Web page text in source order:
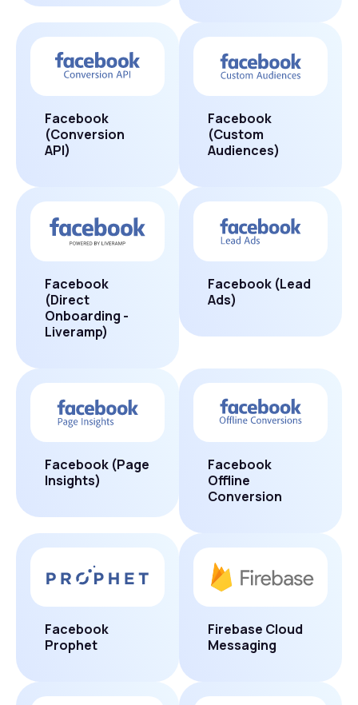
Facebook
(Conversion
API)
Facebook
(Custom
Audiences)
Facebook
(Direct
Onboarding -
Liveramp)
Facebook (Lead
Ads)
Facebook (Page
Insights)
Facebook
Offline
Conversion
Facebook
Prophet
Firebase Cloud
Messaging